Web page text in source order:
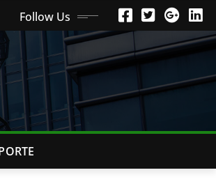
Follow Us